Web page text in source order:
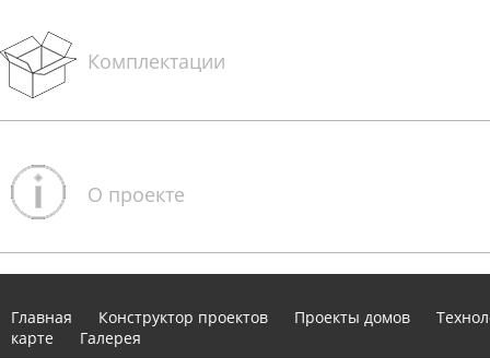
Комплектации
О проекте
Главная Конструктор проектов Проекты домов
карте
Галерея